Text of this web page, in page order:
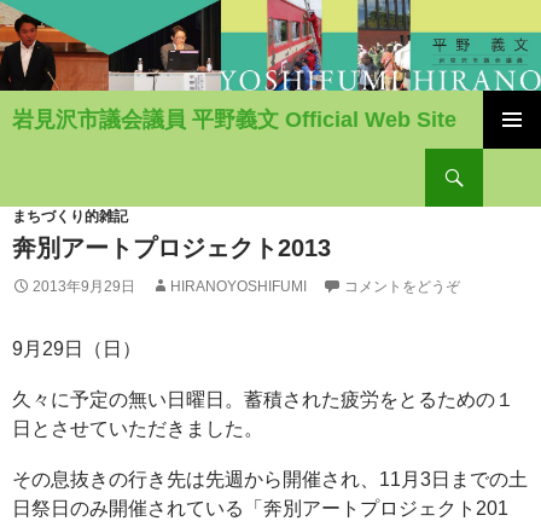
岩見沢市議会議員 平野義文 Official Web Site
ン
ツ
へ
移
まちづくり的雑記
奔別アートプロジェクト2013
2013年9月29日 HIRANOYOSHIFUMI コメントをどうぞ
9月29日（日）
久々に予定の無い日曜日。蓄積された疲労をとるための１
日とさせていただきました。
その息抜きの行き先は先週から開催され、11月3日までの土
日祭日のみ開催されている「奔別アートプロジェクト201